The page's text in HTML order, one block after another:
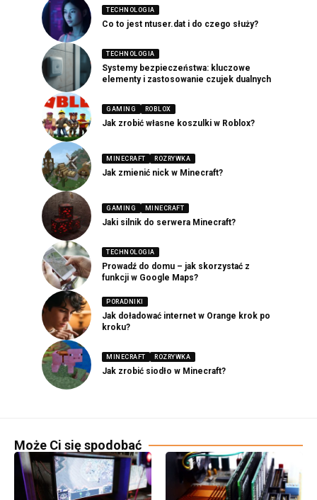
TECHNOLOGIA
Co to jest ntuser.dat i do czego służy?
TECHNOLOGIA
Systemy bezpieczeństwa: kluczowe
elementy i zastosowanie czujek dualnych
GAMING ROBLOX
Jak zrobić własne koszulki w Roblox?
MINECRAFT ROZRYWKA
Jak zmienić nick w Minecraft?
GAMING MINECRAFT
Jaki silnik do serwera Minecraft?
TECHNOLOGIA
Prowadź do domu – jak skorzystać z
funkcji w Google Maps?
PORADNIKI
Jak doładować internet w Orange krok po
kroku?
MINECRAFT ROZRYWKA
Jak zrobić siodło w Minecraft?
Może Ci się spodobać